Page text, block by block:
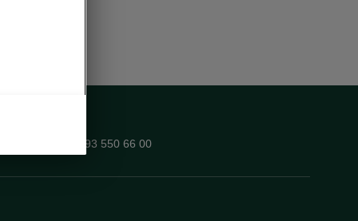
+992 93 550 66 00